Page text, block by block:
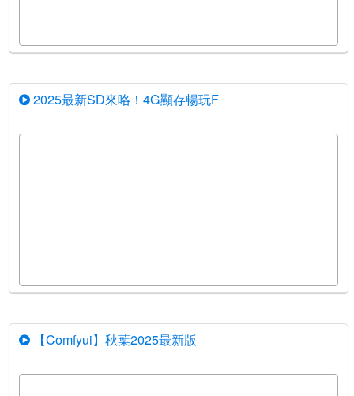
2025最新SD來咯！4G顯存暢玩F
【Comfyui】秋葉2025最新版